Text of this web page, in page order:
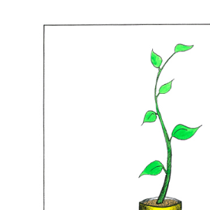
Murat Özmenek
Murteza Albayrak
Mehmet Saim Bilge
Muhittin Köroğlu
Musa Gümüş
Mustafa Bora
Mehmet Zeber
Mümin Bayram